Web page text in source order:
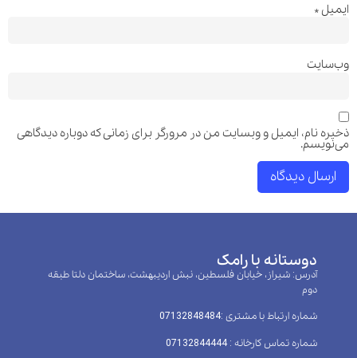
ایمیل*
وب‌سایت
ذخیره نام، ایمیل و وبسایت من در مرورگر برای زمانی که دوباره دیدگاهی
می‌نویسم.
دوستانه با رامک
آدرس: شیراز، خیابان فلسطین، نبش اردیبهشت، ساختمان دلتا طبقه
دوم
شماره ارتباط با مشتری :‌07132848484
شماره تماس کارخانه : 07132844444